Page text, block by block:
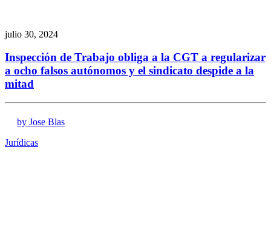
julio 30, 2024
Inspección de Trabajo obliga a la CGT a regularizar
a ocho falsos autónomos y el sindicato despide a la
mitad
by Jose Blas
Jurídicas